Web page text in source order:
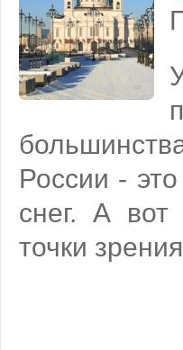
России -
снег. А
точки